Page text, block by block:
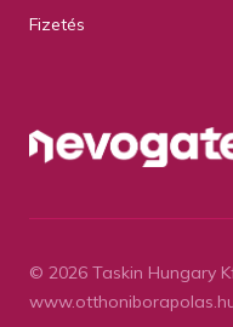
Fizetés
© 2026 Taskin Hungary